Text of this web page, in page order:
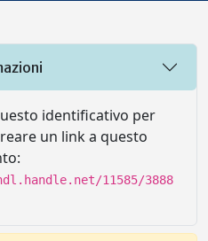
identificativo per
un link a questo
11585/3888